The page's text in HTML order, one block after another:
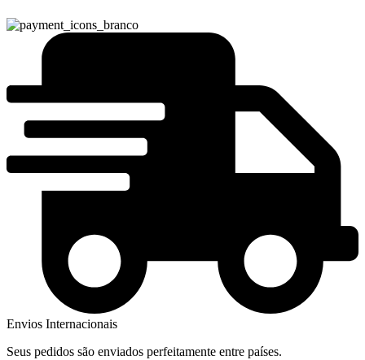
Envios Internacionais
Seus pedidos são enviados perfeitamente entre países.